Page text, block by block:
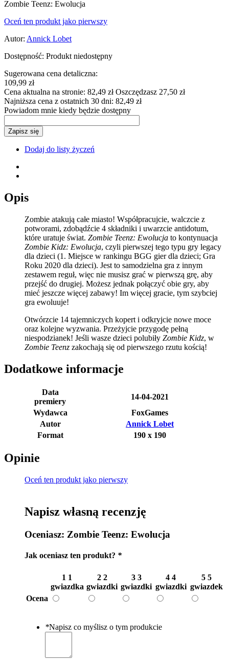
Zombie Teenz: Ewolucja
Oceń ten produkt jako pierwszy
Autor: Annick Lobet
Dostępność: Produkt niedostępny
Sugerowana cena detaliczna:
109,99 zł
Cena aktualna na stronie: 82,49 złOszczędzasz 27,50 zł
Najniższa cena z ostatnich 30 dni: 82,49 zł
Powiadom mnie kiedy będzie dostępny
Zapisz się
Dodaj do listy życzeń
Opis
Zombie atakują całe miasto! Współpracujcie, walczcie z
potworami, zdobądźcie 4 składniki i uwarzcie antidotum,
które uratuje świat. Zombie Teenz: Ewolucja to kontynuacja
Zombie Kidz: Ewolucja, czyli pierwszej tego typu gry legacy
dla dzieci (1. Miejsce w rankingu BGG gier dla dzieci; Gra
Roku 2020 dla dzieci). Jest to samodzielna gra z innym
zestawem reguł, więc nie musisz grać w pierwszą grę, aby
przejść do drugiej. Możesz jednak połączyć obie gry, aby
mieć jeszcze więcej zabawy! Im więcej gracie, tym szybciej
gra ewoluuje!
Otwórzcie 14 tajemniczych kopert i odkryjcie nowe moce
oraz kolejne wyzwania. Przeżyjcie przygodę pełną
niespodzianek! Jeśli wasze dzieci polubiły Zombie Kidz, w
Zombie Teenz zakochają się od pierwszego rzutu kością!
Dodatkowe informacje
Data
premiery
14-04-2021
Wydawca
FoxGames
Autor
Annick Lobet
Format
190 x 190
Opinie
Oceń ten produkt jako pierwszy
Napisz własną recenzję
Oceniasz: Zombie Teenz: Ewolucja
Jak oceniasz ten produkt? *
1 1
gwiazdka
2 2
gwiazdki
3 3
gwiazdki
4 4
gwiazdki
5 5
gwiazdek
Ocena
*Napisz co myślisz o tym produkcie